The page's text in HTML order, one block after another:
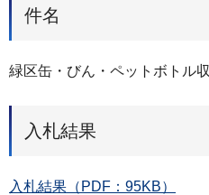
件名
緑区缶・びん・ペットボトル
入札結果
入札結果（PDF：95KB）